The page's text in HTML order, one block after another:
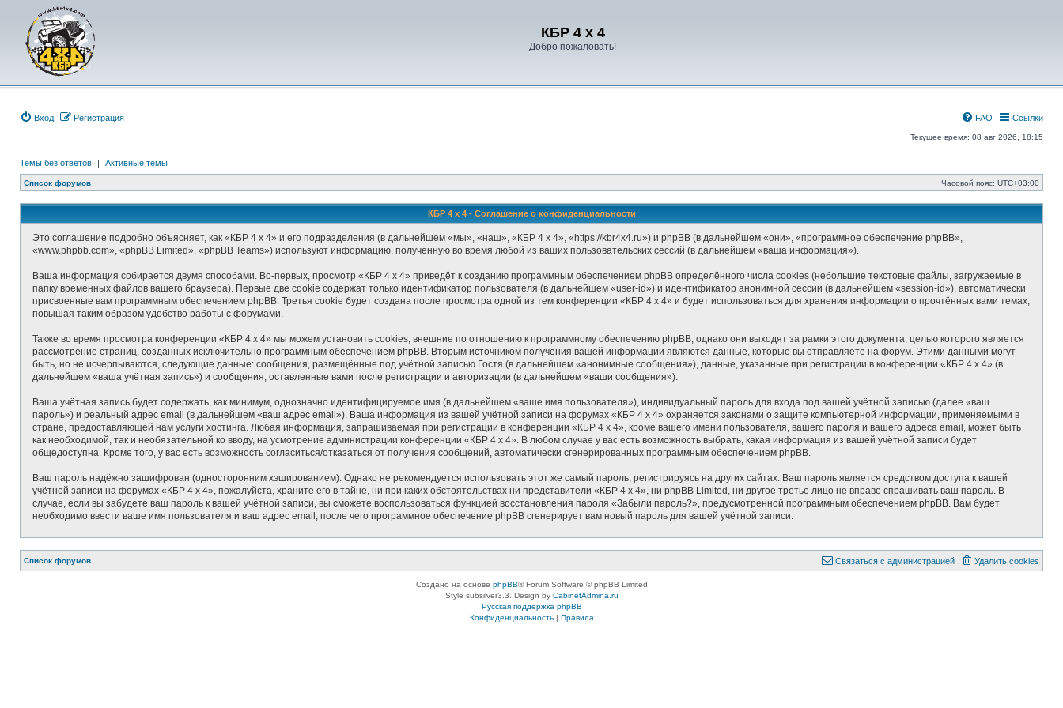
КБР 4 x 4
Добро пожаловать!
Вход Регистрация Ссылки
FAQ
Текущее время: 08 авг 2026, 18:15
Темы без ответов | Активные темы
Список форумов Часовой пояс: UTC+03:00
КБР 4 x 4 - Соглашение о конфиденциальности
Это соглашение подробно объясняет, как «КБР 4 x 4» и его подразделения (в дальнейшем «мы», «наш», «КБР 4 x 4», «https://kbr4x4.ru») и phpBB (в дальнейшем «они», «программное обеспечение phpBB»,
«www.phpbb.com», «phpBB Limited», «phpBB Teams») используют информацию, полученную во время любой из ваших пользовательских сессий (в дальнейшем «ваша информация»).
Ваша информация собирается двумя способами. Во-первых, просмотр «КБР 4 x 4» приведёт к созданию программным обеспечением phpBB определённого числа cookies (небольшие текстовые файлы, загружаемые в
папку временных файлов вашего браузера). Первые две cookie содержат только идентификатор пользователя (в дальнейшем «user-id») и идентификатор анонимной сессии (в дальнейшем «session-id»), автоматически
присвоенные вам программным обеспечением phpBB. Третья cookie будет создана после просмотра одной из тем конференции «КБР 4 x 4» и будет использоваться для хранения информации о прочтённых вами темах,
повышая таким образом удобство работы с форумами.
Также во время просмотра конференции «КБР 4 x 4» мы можем установить cookies, внешние по отношению к программному обеспечению phpBB, однако они выходят за рамки этого документа, целью которого является
рассмотрение страниц, созданных исключительно программным обеспечением phpBB. Вторым источником получения вашей информации являются данные, которые вы отправляете на форум. Этими данными могут
быть, но не исчерпываются, следующие данные: сообщения, размещённые под учётной записью Гостя (в дальнейшем «анонимные сообщения»), данные, указанные при регистрации в конференции «КБР 4 x 4» (в
дальнейшем «ваша учётная запись») и сообщения, оставленные вами после регистрации и авторизации (в дальнейшем «ваши сообщения»).
Ваша учётная запись будет содержать, как минимум, однозначно идентифицируемое имя (в дальнейшем «ваше имя пользователя»), индивидуальный пароль для входа под вашей учётной записью (далее «ваш
пароль») и реальный адрес email (в дальнейшем «ваш адрес email»). Ваша информация из вашей учётной записи на форумах «КБР 4 x 4» охраняется законами о защите компьютерной информации, применяемыми в
стране, предоставляющей нам услуги хостинга. Любая информация, запрашиваемая при регистрации в конференции «КБР 4 x 4», кроме вашего имени пользователя, вашего пароля и вашего адреса email, может быть
как необходимой, так и необязательной ко вводу, на усмотрение администрации конференции «КБР 4 x 4». В любом случае у вас есть возможность выбрать, какая информация из вашей учётной записи будет
общедоступна. Кроме того, у вас есть возможность согласиться/отказаться от получения сообщений, автоматически сгенерированных программным обеспечением phpBB.
Ваш пароль надёжно зашифрован (односторонним хэшированием). Однако не рекомендуется использовать этот же самый пароль, регистрируясь на других сайтах. Ваш пароль является средством доступа к вашей
учётной записи на форумах «КБР 4 x 4», пожалуйста, храните его в тайне, ни при каких обстоятельствах ни представители «КБР 4 x 4», ни phpBB Limited, ни другое третье лицо не вправе спрашивать ваш пароль. В
случае, если вы забудете ваш пароль к вашей учётной записи, вы сможете воспользоваться функцией восстановления пароля «Забыли пароль?», предусмотренной программным обеспечением phpBB. Вам будет
необходимо ввести ваше имя пользователя и ваш адрес email, после чего программное обеспечение phpBB сгенерирует вам новый пароль для вашей учётной записи.
Список форумов Удалить cookies
Связаться с
Связаться с администрацией
Создано на основе phpBB® Forum Software © phpBB Limited
Style subsilver3.3. Design by CabinetAdmina.ru
Русская поддержка phpBB
Конфиденциальность| Правила